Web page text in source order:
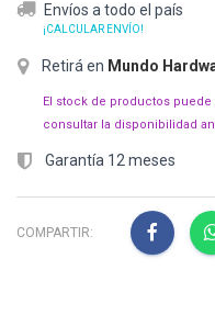
Envíos a todo el país
¡CALCULAR ENVÍO!
Retirá en Mundo
El stock de productos
consultar la disponibilidad
Garantía 12 meses
COMPARTIR: